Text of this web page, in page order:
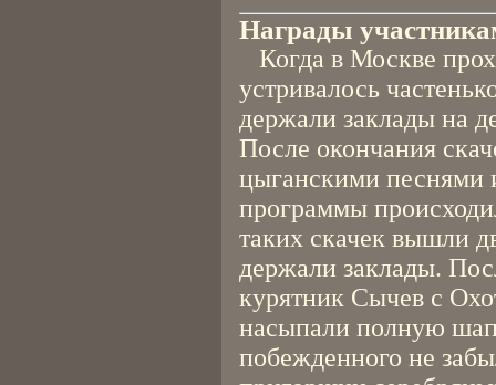
Награды
Когда в Москве
устривалось
держали заклады на
После окончания
цыганскими песнями
программы
таких скачек вышли
держали заклады.
курятник Сычев с
насыпали полную
побежденного не